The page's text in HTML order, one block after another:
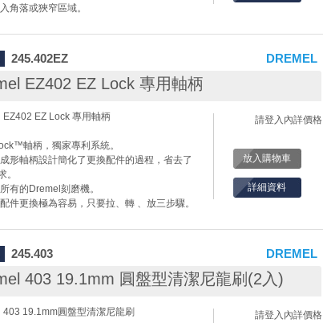
角落或狹窄區域。
DREMEL
245.402EZ
EZ402 EZ Lock 專用軸柄
EZ402 EZ Lock 專用軸柄
軸柄，獨家專利系統。
形軸柄設計簡化了更換配件的過程，省去了
。
有的Dremel刻磨機。
件更換極為容易，只要拉、轉 、放三步驟。
請登入內詳價格
放入購物車
詳細資料
DREMEL
245.403
403 19.1mm 圓盤型清潔尼龍刷(2入)
403 19.1mm圓盤型清潔尼龍刷 請登入內詳價格